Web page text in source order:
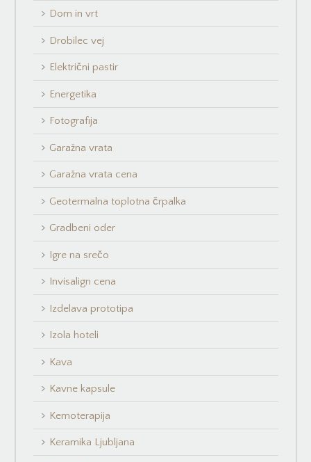
Dom in vrt
Drobilec vej
Električni pastir
Energetika
Fotografija
Garažna vrata
Garažna vrata cena
Geotermalna toplotna črpalka
Gradbeni oder
Igre na srečo
Invisalign cena
Izdelava prototipa
Izola hoteli
Kava
Kavne kapsule
Kemoterapija
Keramika Ljubljana